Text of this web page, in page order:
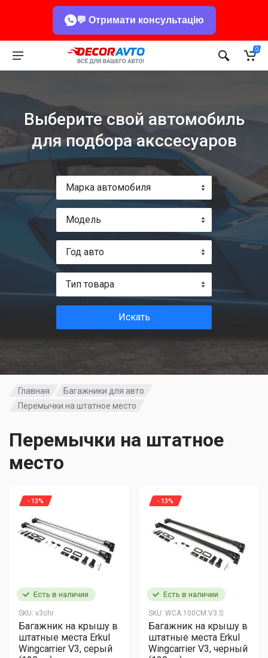
💬 Отримати консультацію
0
Выберите свой автомобиль
для подбора акссесуаров
Марка автомобиля
Модель
Год авто
Тип товара
Искать
Главная
Багажники для авто
Перемычки на штатное место
Перемычки на штатное
место
Есть в наличии
SKU: v3chr
- 13%
Багажник на крышу в
штатные места Erkul
Wingcarrier V3, серый
Есть в наличии
SKU: WCA.100CM.V3.S
- 13%
Багажник на крышу в
штатные места Erkul
Wingcarrier V3, черный